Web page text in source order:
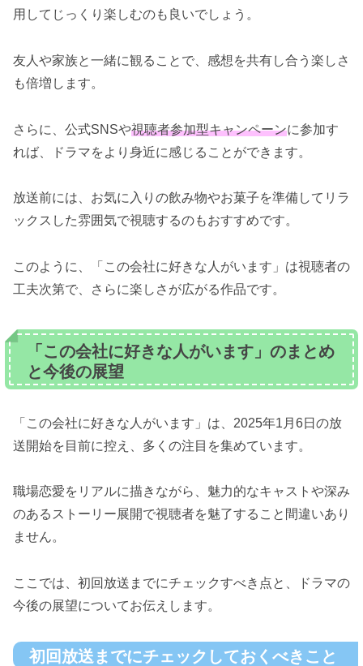
用してじっくり楽しむのも良いでしょう。
友人や家族と一緒に観ることで、感想を共有し合う楽しさ
も倍増します。
さらに、公式SNSや視聴者参加型キャンペーンに参加す
れば、ドラマをより身近に感じることができます。
放送前には、お気に入りの飲み物やお菓子を準備してリラ
ックスした雰囲気で視聴するのもおすすめです。
このように、「この会社に好きな人がいます」は視聴者の
工夫次第で、さらに楽しさが広がる作品です。
「この会社に好きな人がいます」のまとめ
と今後の展望
「この会社に好きな人がいます」は、2025年1月6日の放
送開始を目前に控え、多くの注目を集めています。
職場恋愛をリアルに描きながら、魅力的なキャストや深み
のあるストーリー展開で視聴者を魅了すること間違いあり
ません。
ここでは、初回放送までにチェックすべき点と、ドラマの
今後の展望についてお伝えします。
初回放送までにチェックしておくべきこと